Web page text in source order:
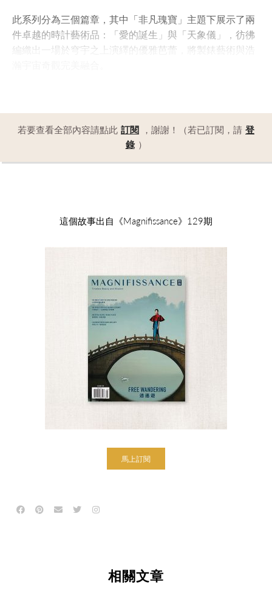
此系列分為三個篇章，其中「非凡瑰寶」主題下展示了兩
件卓越的時計藝術品：「愛的誕生」與「天象儀」，彷彿
編織出一場於穹宇之上演繹的優雅芭蕾，將製錶藝術與浩
若要查看全部內容請點此 訂閱 ，謝謝！（若已訂閱，請 登
錄 ）
這個故事出自《Magnifissance》129期
馬上訂閱
相關文章